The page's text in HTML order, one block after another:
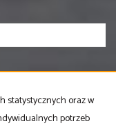
statystycznych oraz w
potrzeb